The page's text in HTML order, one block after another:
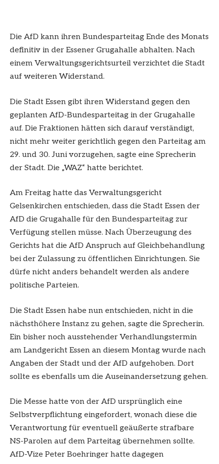
Die AfD kann ihren Bundesparteitag Ende des Monats
definitiv in der Essener Grugahalle abhalten. Nach
einem Verwaltungsgerichtsurteil verzichtet die Stadt
auf weiteren Widerstand.
Die Stadt Essen gibt ihren Widerstand gegen den
geplanten AfD-Bundesparteitag in der Grugahalle
auf. Die Fraktionen hätten sich darauf verständigt,
nicht mehr weiter gerichtlich gegen den Parteitag am
29. und 30. Juni vorzugehen, sagte eine Sprecherin
der Stadt. Die „WAZ“ hatte berichtet.
Am Freitag hatte das Verwaltungsgericht
Gelsenkirchen entschieden, dass die Stadt Essen der
AfD die Grugahalle für den Bundesparteitag zur
Verfügung stellen müsse. Nach Überzeugung des
Gerichts hat die AfD Anspruch auf Gleichbehandlung
bei der Zulassung zu öffentlichen Einrichtungen. Sie
dürfe nicht anders behandelt werden als andere
politische Parteien.
Die Stadt Essen habe nun entschieden, nicht in die
nächsthöhere Instanz zu gehen, sagte die Sprecherin.
Ein bisher noch ausstehender Verhandlungstermin
am Landgericht Essen an diesem Montag wurde nach
Angaben der Stadt und der AfD aufgehoben. Dort
sollte es ebenfalls um die Auseinandersetzung gehen.
Die Messe hatte von der AfD ursprünglich eine
Selbstverpflichtung eingefordert, wonach diese die
Verantwortung für eventuell geäußerte strafbare
NS-Parolen auf dem Parteitag übernehmen sollte.
AfD-Vize Peter Boehringer hatte dagegen